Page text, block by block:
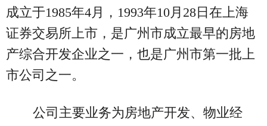
成立于1985年4月，1993年10月28日在上海
证券交易所上市，是广州市成立最早的房地
产综合开发企业之一，也是广州市第一批上
市公司之一。
公司主要业务为房地产开发、物业经